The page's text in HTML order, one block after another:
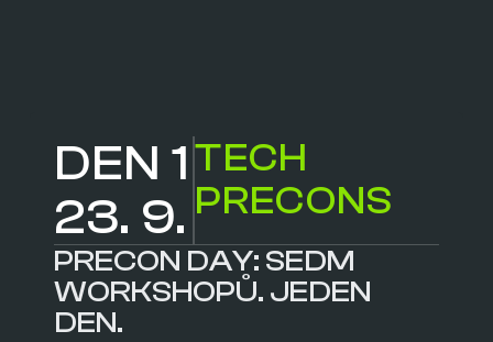
DEN 1
23. 9.
TECH
PRECONS
PRECON DAY: SEDM
WORKSHOPŮ. JEDEN
DEN.